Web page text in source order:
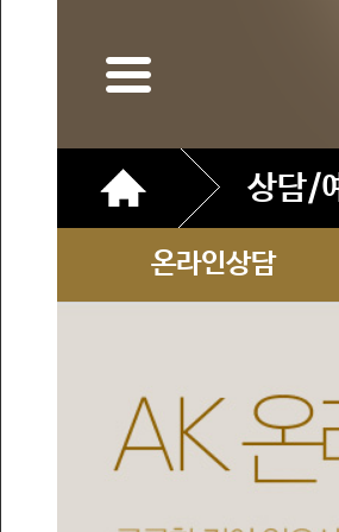
상담/
온라인상담